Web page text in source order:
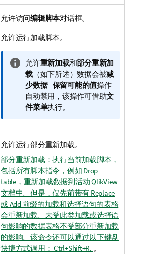
允许访问编辑脚本对话框。
允许运行加载脚本。
信
息
注
释
允许重新加载和部分重新加
载（如下所述）数据会被减
少数据 - 保留可能的值操作
自动禁用，该操作可借助文
件菜单执行。
允许运行部分重新加载。
部分重新加载：执行当前加载脚本，
包括所有脚本指令，例如 Drop
table，重新加载数据到活动 QlikView
文档中。但是，仅先前带有 Replace
或 Add 前缀的加载和选择语句的表格
会重新加载。未受此类加载或选择语
句影响的数据表格不受部分重新加载
的影响。该命令还可以通过以下键盘
快捷方式调用： Ctrl+Shift+R. 。